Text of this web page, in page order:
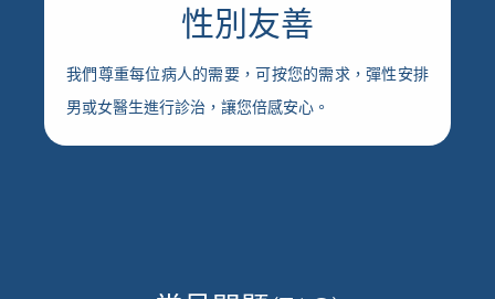
性別友善
我們尊重每位病人的需要，可按您的需求，彈性安排
男或女醫生進行診治，讓您倍感安心。